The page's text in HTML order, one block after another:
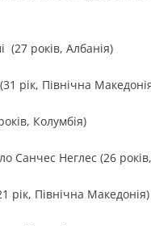
(27 років, Албанія)
рік, Північна
Колумбія)
Санчес Неглес (26
рік, Північна Македонія)